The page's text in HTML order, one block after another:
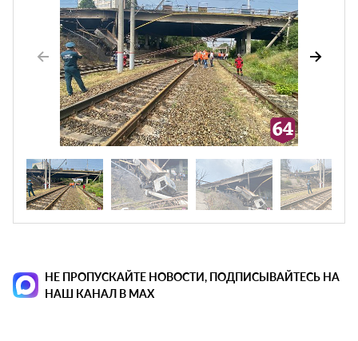
НЕ ПРОПУСКАЙТЕ НОВОСТИ, ПОДПИСЫВАЙТЕСЬ НА
НАШ КАНАЛ В MAX